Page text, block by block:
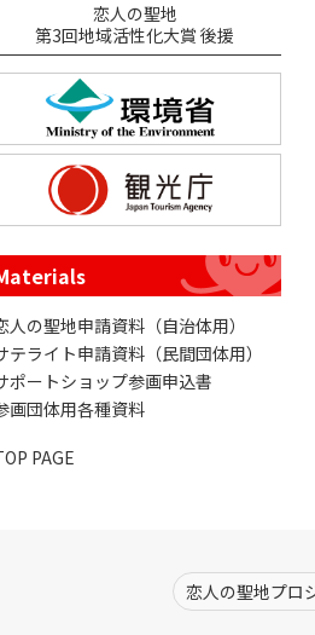
恋人の聖地
第3回地域活性化大賞 後援
人の聖地申請資料（自治体用）
テライト申請資料（民間団体用）
ポートショップ参画申込書
画団体用各種資料
PAGE
恋人の聖地プロ